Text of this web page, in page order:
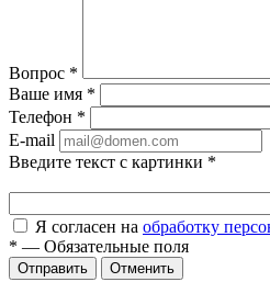
Вопрос *
Ваше имя *
Телефон *
E-mail
Введите текст с картинки *
Я согласен на обработку
* — Обязательные поля
Отправить Отменить